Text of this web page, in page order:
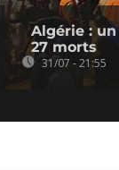
Algérie :
27 morts
31/07 - 21:55